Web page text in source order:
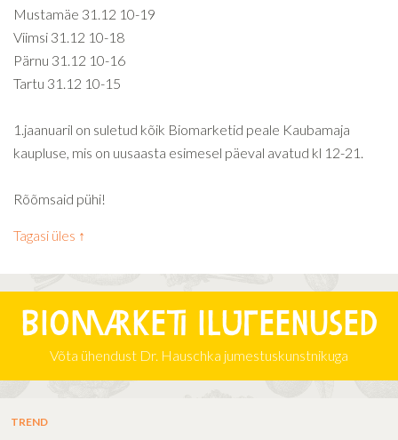
Mustamäe 31.12 10-19
Viimsi 31.12 10-18
Pärnu 31.12 10-16
Tartu 31.12 10-15
1.jaanuaril on suletud kõik Biomarketid peale Kaubamaja
kaupluse, mis on uusaasta esimesel päeval avatud kl 12-21.
Rõõmsaid pühi!
Tagasi üles ↑
Biomarketi iluteenused
Võta ühendust Dr. Hauschka jumestuskunstnikuga
TREND